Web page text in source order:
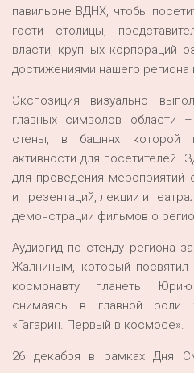
павильоне ВДНХ, чтобы
гости столицы,
власти, крупных корпораций
достижениями нашего региона
Экспозиция визуально
главных символов области
стены, в башнях которой
активности для посетителей.
для проведения мероприятий
и презентаций, лекции и
демонстрации фильмов о
Аудиогид по стенду региона
Жалниным, который
космонавту планеты Юрию
снимаясь в главной роли
«Гагарин. Первый в космосе».
26 декабря в рамках Дня